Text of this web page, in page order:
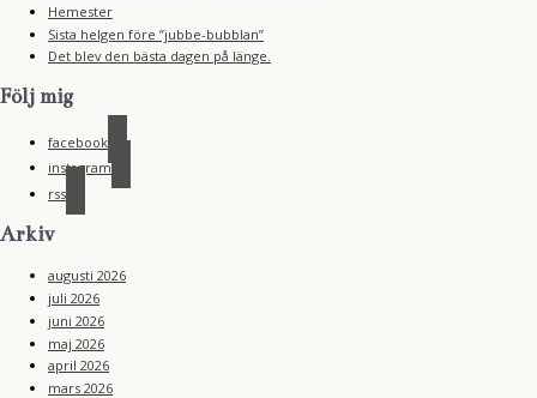
Hemester
Sista helgen före ”jubbe-bubblan”
Det blev den bästa dagen på länge.
Följ mig
facebook
instagram
rss
Arkiv
augusti 2026
juli 2026
juni 2026
maj 2026
april 2026
mars 2026